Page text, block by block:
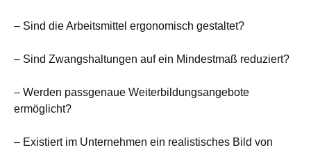
– Sind die Arbeitsmittel ergonomisch gestaltet?
– Sind Zwangshaltungen auf ein Mindestmaß reduziert?
– Werden passgenaue Weiterbildungsangebote
ermöglicht?
– Existiert im Unternehmen ein realistisches Bild von